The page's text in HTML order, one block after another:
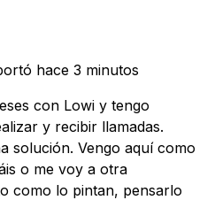
hace 3 minutos
con Lowi y tengo
y recibir llamadas.
solución. Vengo aquí como
o me voy a otra
como lo pintan, pensarlo